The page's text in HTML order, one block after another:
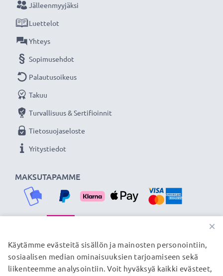
MAKSUTAPAMME
Jälleenmyyjäksi
Luettelot
Yhteys
Sopimusehdot
Palautusoikeus
Takuu
Turvallisuus & Sertifioinnit
Tietosuojaseloste
Yritystiedot
TOIMITUSKUMPPANIMME
×
Käytämme evästeitä sisällön ja mainosten personointiin,
sosiaalisen median ominaisuuksien tarjoamiseen sekä
liikenteemme analysointiin. Voit hyväksyä kaikki evästeet,